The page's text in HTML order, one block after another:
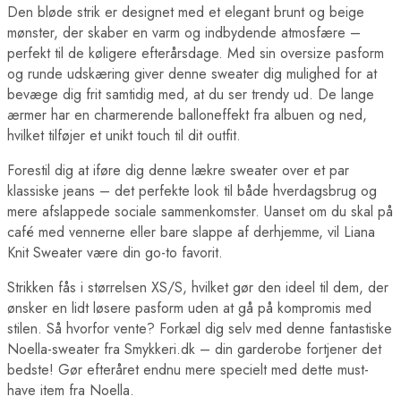
Den bløde strik er designet med et elegant brunt og beige
mønster, der skaber en varm og indbydende atmosfære –
perfekt til de køligere efterårsdage. Med sin oversize pasform
og runde udskæring giver denne sweater dig mulighed for at
bevæge dig frit samtidig med, at du ser trendy ud. De lange
ærmer har en charmerende balloneffekt fra albuen og ned,
hvilket tilføjer et unikt touch til dit outfit.
Forestil dig at iføre dig denne lækre sweater over et par
klassiske jeans – det perfekte look til både hverdagsbrug og
mere afslappede sociale sammenkomster. Uanset om du skal på
café med vennerne eller bare slappe af derhjemme, vil Liana
Knit Sweater være din go-to favorit.
Strikken fås i størrelsen XS/S, hvilket gør den ideel til dem, der
ønsker en lidt løsere pasform uden at gå på kompromis med
stilen. Så hvorfor vente? Forkæl dig selv med denne fantastiske
Noella-sweater fra Smykkeri.dk – din garderobe fortjener det
bedste! Gør efteråret endnu mere specielt med dette must-
have item fra Noella.